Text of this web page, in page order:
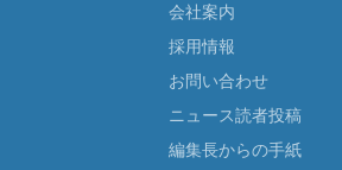
会社案内
採用情報
お問い合わせ
ニュース読者投稿
編集長からの手紙